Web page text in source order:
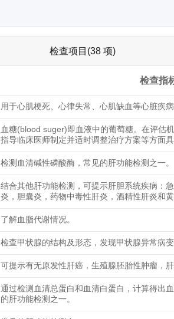
检查项目(38 项)
检查指
用于心肌梗死、心律失常、心肌缺血等心脏疾病
血糖(blood suger)即血液中的葡萄糖。在评估
指导临床医师制定并适时调整治疗方案等方面具
检测血清碱性磷酸酶，常见的肝功能检测之一。
结合其他肝功能检测，可提示肝胆系统疾病：
炎，胆囊炎，药物中毒性肝炎，酒精性肝炎和黄
了解血脂代谢情况。
检查甲状腺的结构及形态，发现甲状腺异常病变
可提示有无原发性肝癌，生殖腺胚胎性肿瘤，肝
通过检测血清总蛋白和血清白蛋白，计算得出
的肝功能检测之一。